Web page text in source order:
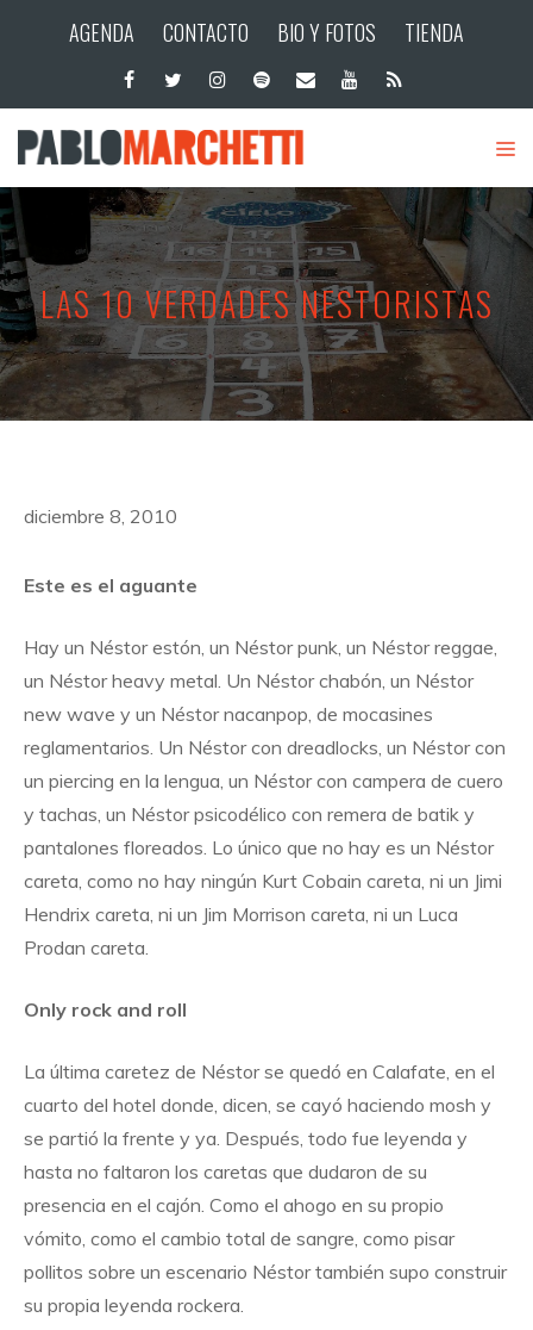
AGENDA CONTACTO BIO Y FOTOS TIENDA
LAS 10 VERDADES NESTORISTAS
diciembre 8, 2010
Este es el aguante
Hay un Néstor estón, un Néstor punk, un Néstor reggae,
un Néstor heavy metal. Un Néstor chabón, un Néstor
new wave y un Néstor nacanpop, de mocasines
reglamentarios. Un Néstor con dreadlocks, un Néstor con
un piercing en la lengua, un Néstor con campera de cuero
y tachas, un Néstor psicodélico con remera de batik y
pantalones floreados. Lo único que no hay es un Néstor
careta, como no hay ningún Kurt Cobain careta, ni un Jimi
Hendrix careta, ni un Jim Morrison careta, ni un Luca
Prodan careta.
Only rock and roll
La última caretez de Néstor se quedó en Calafate, en el
cuarto del hotel donde, dicen, se cayó haciendo mosh y
se partió la frente y ya. Después, todo fue leyenda y
hasta no faltaron los caretas que dudaron de su
presencia en el cajón. Como el ahogo en su propio
vómito, como el cambio total de sangre, como pisar
pollitos sobre un escenario Néstor también supo construir
su propia leyenda rockera.